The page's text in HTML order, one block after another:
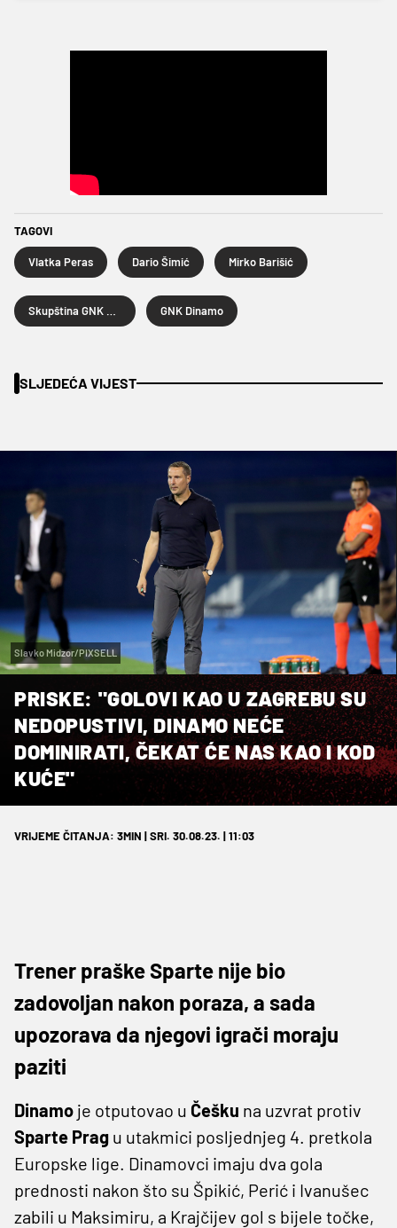
TAGOVI
Vlatka Peras Dario Šimić Mirko Barišić
GNK Dinamo
SLJEDEĆA VIJEST
Slavko Midzor/PIXSELL
PRISKE: "GOLOVI KAO U ZAGREBU SU
NEDOPUSTIVI, DINAMO NEĆE
DOMINIRATI, ČEKAT ĆE NAS KAO I KOD
KUĆE"
VRIJEME ČITANJA: 3MIN | SRI. 30.08.23. | 11:03
Trener praške Sparte nije bio
zadovoljan nakon poraza, a sada
upozorava da njegovi igrači moraju
paziti
Dinamo je otputovao u Češku na uzvrat protiv
Sparte Prag u utakmici posljednjeg 4. pretkola
Europske lige. Dinamovci imaju dva gola
prednosti nakon što su Špikić, Perić i Ivanušec
zabili u Maksimiru, a Krajčijev gol s bijele točke,